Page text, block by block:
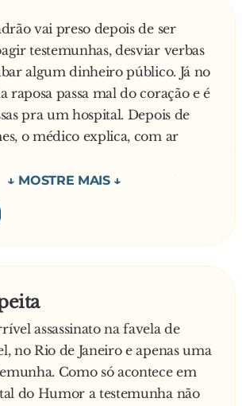
que nada. Faz cinco anos que
cachorro a jogar xadrez. Você
que ele ganhou essa partida
coisa. Das cinco partidas que eu
essa foi a primeira que ele
vai preso depois de ser
testemunhas, desviar verbas
algum dinheiro público. Já no
raposa passa mal do coração e é
pra um hospital. Depois de
o médico explica, com ar
a ser um enfarte, mas terei que
de safena no senhor.
pra um lado, olha pro outro,
pelo colarinho e diz baixinho no
uma pra mim, uma pra minha
o senhor divide com sua
assassinato na favela de
no Rio de Janeiro e apenas uma
Como só acontece em
do Humor a testemunha não